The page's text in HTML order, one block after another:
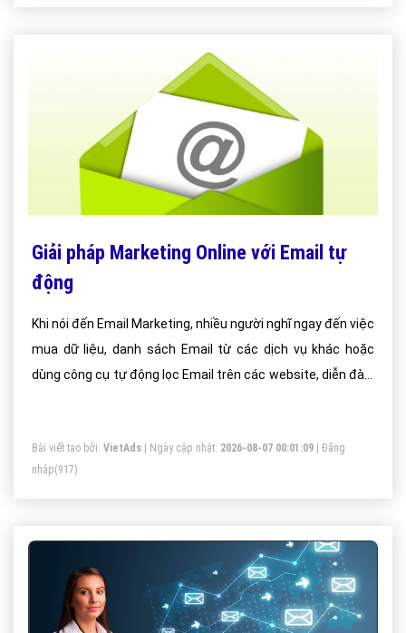
Giải pháp Marketing Online với Email tự
động
Khi nói đến Email Marketing, nhiều người nghĩ ngay đến việc
mua dữ liệu, danh sách Email từ các dịch vụ khác hoặc
dùng công cụ tự động lọc Email trên các website, diễn đàn,
Bài viết tạo bởi: VietAds | Ngày cập nhật: 2026-08-07 00:01:09
Đăng
nhập(917)